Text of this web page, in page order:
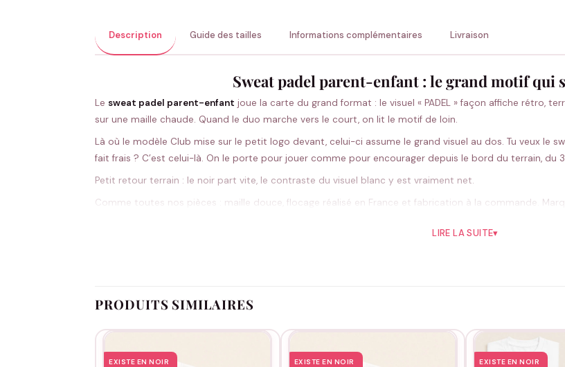
Description Guide des tailles Informations complémentaires Livraison
Sweat padel parent-enfant : le grand motif qui
Le sweat padel parent-enfant joue la carte du grand format : le visuel « PADEL » façon affiche rétro,
sur une maille chaude. Quand le duo marche vers le court, on lit le motif de loin.
Là où le modèle Club mise sur le petit logo devant, celui-ci assume le grand visuel au dos. Tu veux le
fait frais ? C’est celui-là. On le porte pour jouer comme pour encourager depuis le bord du terrain, du
Petit retour terrain : le noir part vite, le contraste du visuel blanc y est vraiment net.
Comme toutes nos pièces : maille douce, flocage réalisé en France et fabrication à la commande.
LIRE LA SUITE▾
PRODUITS SIMILAIRES
EXISTE EN NOIR EXISTE EN NOIR EXISTE EN NOIR